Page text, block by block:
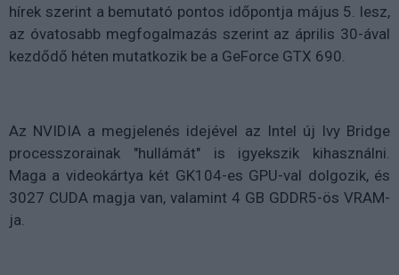
hírek szerint a bemutató pontos időpontja május 5. lesz,
az óvatosabb megfogalmazás szerint az április 30-ával
kezdődő héten mutatkozik be a GeForce GTX 690.
Az NVIDIA a megjelenés idejével az Intel új Ivy Bridge
processzorainak "hullámát" is igyekszik kihasználni.
Maga a videokártya két GK104-es GPU-val dolgozik, és
3027 CUDA magja van, valamint 4 GB GDDR5-ös VRAM-
ja.